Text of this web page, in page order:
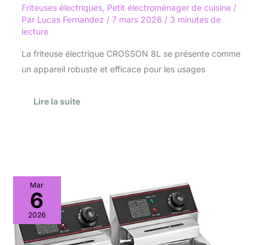
Friteuses électriques, Petit électroménager de cuisine/
Par Lucas Fernandez / 7 mars 2026 / 3 minutes de
lecture
La friteuse électrique CROSSON 8L se présente comme
un appareil robuste et efficace pour les usages
Lire la suite
Mar
6
2026
Test
:
friteuse
électrique
Olibelle
12L